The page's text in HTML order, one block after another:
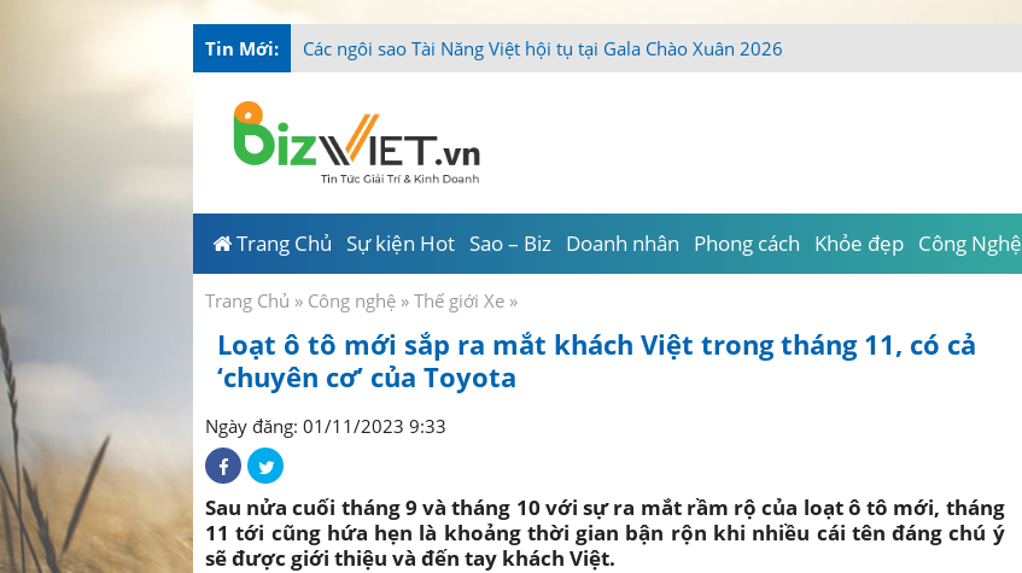
Tin Mới: Tài Năng Việt c_
Trang Chủ Sự kiện Hot Sao – Biz Doanh nhân Phong cách Khỏe đẹp Công Nghệ
Trang Chủ » Công nghệ » Thế giới Xe »
Loạt ô tô mới sắp ra mắt khách Việt trong tháng 11, có cả
‘chuyên cơ’ của Toyota
Ngày đăng: 01/11/2023 9:33
Sau nửa cuối tháng 9 và tháng 10 với sự ra mắt rầm rộ của loạt ô tô mới, tháng
11 tới cũng hứa hẹn là khoảng thời gian bận rộn khi nhiều cái tên đáng chú ý
sẽ được giới thiệu và đến tay khách Việt.